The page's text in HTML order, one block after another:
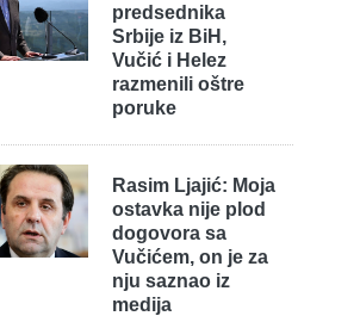
predsednika
Srbije iz BiH,
Vučić i Helez
razmenili oštre
poruke
Rasim Ljajić: Moja
ostavka nije plod
dogovora sa
Vučićem, on je za
nju saznao iz
medija